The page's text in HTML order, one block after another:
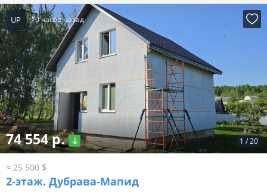
UP 10 часов назад
1 /20
74 554 р.
≈ 25 500 $
2-этаж. Дубрава-Мапид